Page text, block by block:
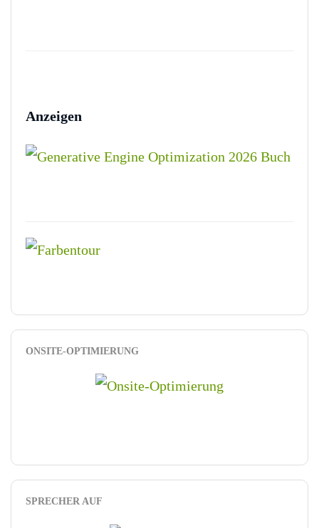
Anzeigen
ONSITE-OPTIMIERUNG
SPRECHER AUF